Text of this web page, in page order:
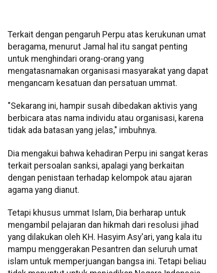
Terkait dengan pengaruh Perpu atas kerukunan umat
beragama, menurut Jamal hal itu sangat penting
untuk menghindari orang-orang yang
mengatasnamakan organisasi masyarakat yang dapat
mengancam kesatuan dan persatuan ummat.
"Sekarang ini, hampir susah dibedakan aktivis yang
berbicara atas nama individu atau organisasi, karena
tidak ada batasan yang jelas," imbuhnya.
Dia mengakui bahwa kehadiran Perpu ini sangat keras
terkait persoalan sanksi, apalagi yang berkaitan
dengan penistaan terhadap kelompok atau ajaran
agama yang dianut.
Tetapi khusus ummat Islam, Dia berharap untuk
mengambil pelajaran dan hikmah dari resolusi jihad
yang dilakukan oleh KH. Hasyim Asy'ari, yang kala itu
mampu menggerakan Pesantren dan seluruh umat
islam untuk memperjuangan bangsa ini. Tetapi beliau